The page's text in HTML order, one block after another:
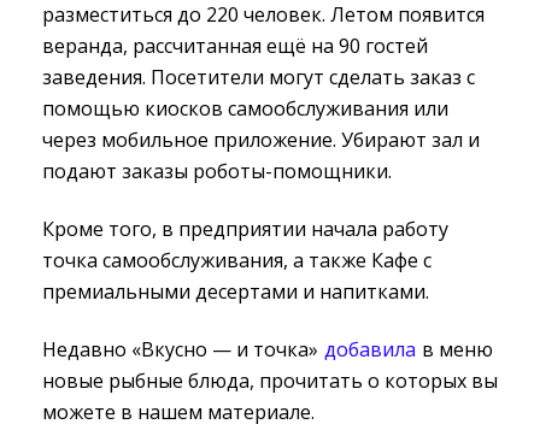
разместиться до 220 человек. Летом появится
веранда, рассчитанная ещё на 90 гостей
заведения. Посетители могут сделать заказ с
помощью киосков самообслуживания или
через мобильное приложение. Убирают зал и
подают заказы роботы-помощники.
Кроме того, в предприятии начала работу
точка самообслуживания, а также Кафе с
премиальными десертами и напитками.
Недавно «Вкусно — и точка» добавила в меню
новые рыбные блюда, прочитать о которых вы
можете в нашем материале.